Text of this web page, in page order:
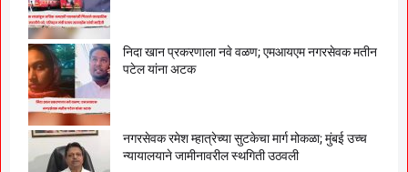
निदा खान प्रकरणाला नवे वळण; एमआयएम नगरसेवक मतीन
पटेल यांना अटक
नगरसेवक रमेश म्हात्रेच्या सुटकेचा मार्ग मोकळा; मुंबई उच्च
न्यायालयाने जामीनावरील स्थगिती उठवली